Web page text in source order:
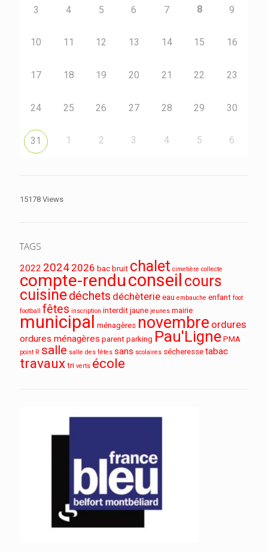
3 4 5 6 7 8 9
10 11 12 13 14 15 16
17 18 19 20 21 22 23
24 25 26 27 28 29 30
31 1 2 3 4 5 6
15178 Views
TAGS
2022 2024 2026 bac bruit chalet cimetière collecte
compte-renduconseil cours
cuisinedéchets déchèterie eau embauche enfant foot
football
fêtes inscription interdit jaune jeunes mairie
municipal ménagères novembre ordures
ordures ménagères parent parking Pau'Ligne PMA
point R salle salle des fêtes sans scolaires sécheresse tabac
travaux tri verts école